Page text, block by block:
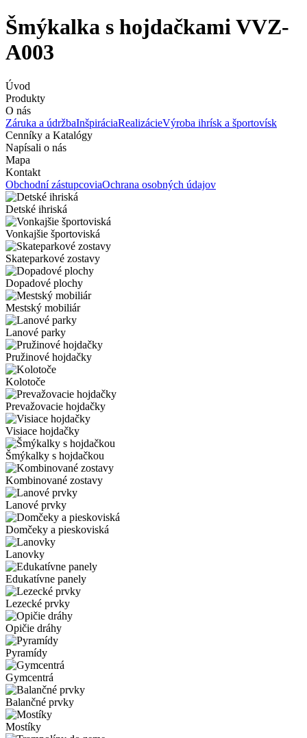
Šmýkalka s hojdačkami VVZ-
A003
Úvod
Produkty
O nás
Záruka a údržbaInšpiráciaRealizácieVýroba ihrísk a športovísk
Cenníky a Katalógy
Napísali o nás
Mapa
Kontakt
Obchodní zástupcoviaOchrana osobných údajov
Detské ihriská
Vonkajšie športoviská
Skateparkové zostavy
Dopadové plochy
Mestský mobiliár
Lanové parky
Pružinové hojdačky
Kolotoče
Prevažovacie hojdačky
Visiace hojdačky
Šmýkalky s hojdačkou
Kombinované zostavy
Lanové prvky
Domčeky a pieskoviská
Lanovky
Edukatívne panely
Lezecké prvky
Opičie dráhy
Pyramídy
Gymcentrá
Balančné prvky
Mostíky